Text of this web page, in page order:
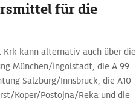
für die
kann alternativ auch über die
München/Ingolstadt, die A 99
Salzburg/Innsbruck, die A10
Koper/Postojna/Reka und die